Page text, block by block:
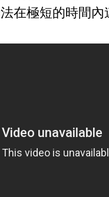
在極短的時間內